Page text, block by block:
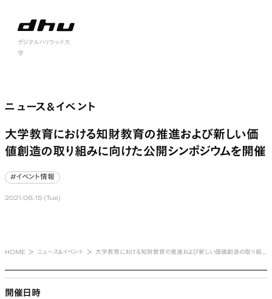
デジタルハリウッド大
学
open
ニュース&イベント
大学教育における知財教育の推進および新しい価
値創造の取り組みに向けた公開シンポジウムを開催
#イベント情報
2021.06.15 (Tue)
HOME ニュース&イベント 大学教育における知財教育の推進および新しい価値創造の取り組みに向けた公開シンポジウムを開催
開催日時